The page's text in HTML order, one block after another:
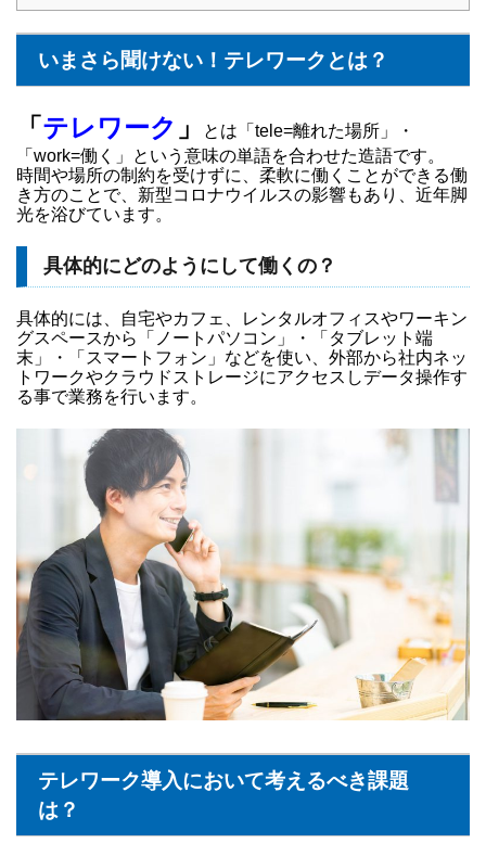
いまさら聞けない！テレワークとは？
「 テレワーク 」
とは「tele=離れた場所」・
「work=働く」という意味の単語を合わせた造語です。
時間や場所の制約を受けずに、柔軟に働くことができる働
き方のことで、新型コロナウイルスの影響もあり、近年脚
光を浴びています。
具体的にどのようにして働くの？
具体的には、自宅やカフェ、レンタルオフィスやワーキン
グスペースから「ノートパソコン」・「タブレット端
末」・「スマートフォン」などを使い、外部から社内ネッ
トワークやクラウドストレージにアクセスしデータ操作す
る事で業務を行います。
テレワーク導入において考えるべき課題
は？